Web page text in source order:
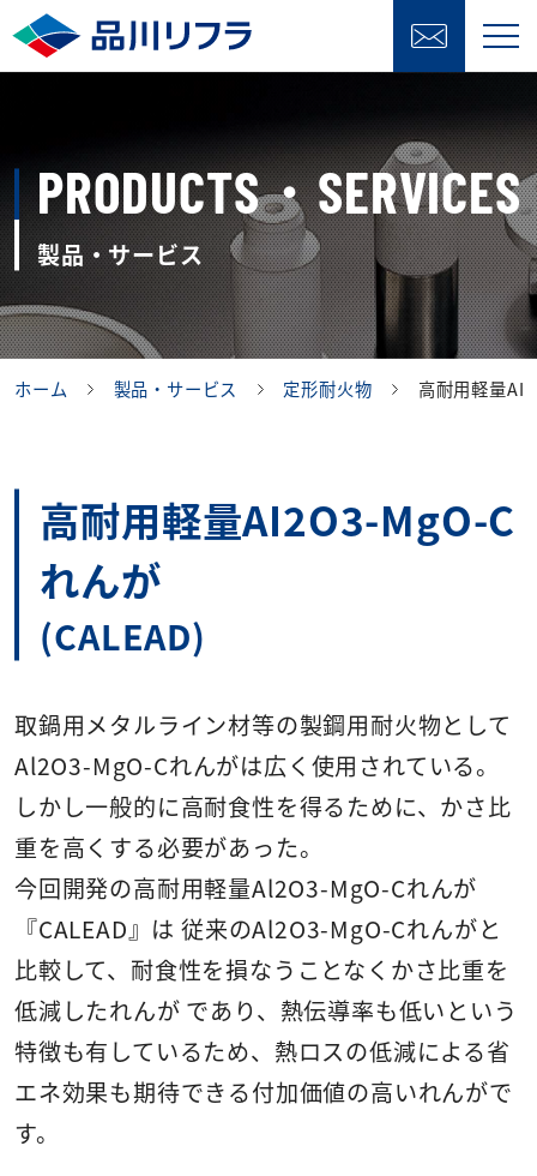
PRODUCTS・SERVICES
製品・サービス
ホーム 製品・サービス 定形耐火物 高耐用軽量
高耐用軽量AI2O3-MgO-C
れんが
(CALEAD)
取鍋用メタルライン材等の製鋼用耐火物として
Al2O3-MgO-Cれんがは広く使用されている。
しかし一般的に高耐食性を得るために、かさ比
重を高くする必要があった。
今回開発の高耐用軽量Al2O3-MgO-Cれんが
『CALEAD』は 従来のAl2O3-MgO-Cれんがと
比較して、耐食性を損なうことなくかさ比重を
低減したれんが であり、熱伝導率も低いという
特徴も有しているため、熱ロスの低減による省
エネ効果も期待できる付加価値の高いれんがで
す。